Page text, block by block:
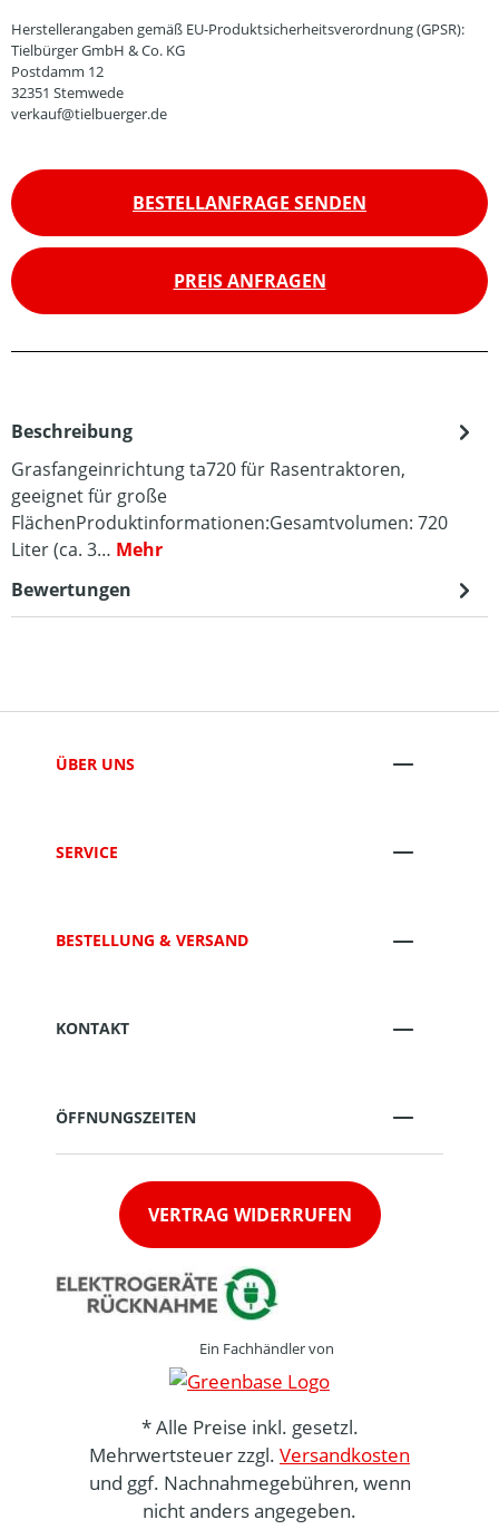
Herstellerangaben gemäß EU-Produktsicherheitsverordnung (GPSR):
Tielbürger GmbH & Co. KG
Postdamm 12
32351 Stemwede
verkauf@tielbuerger.de
BESTELLANFRAGE SENDEN
PREIS ANFRAGEN
Beschreibung
Grasfangeinrichtung ta720 für Rasentraktoren,
geeignet für große
FlächenProduktinformationen:Gesamtvolumen: 720
Liter (ca. 3… Mehr
Bewertungen
ÜBER UNS
SERVICE
BESTELLUNG & VERSAND
KONTAKT
ÖFFNUNGSZEITEN
VERTRAG WIDERRUFEN
Ein Fachhändler von
* Alle Preise inkl. gesetzl.
Mehrwertsteuer zzgl. Versandkosten
und ggf. Nachnahmegebühren, wenn
nicht anders angegeben.